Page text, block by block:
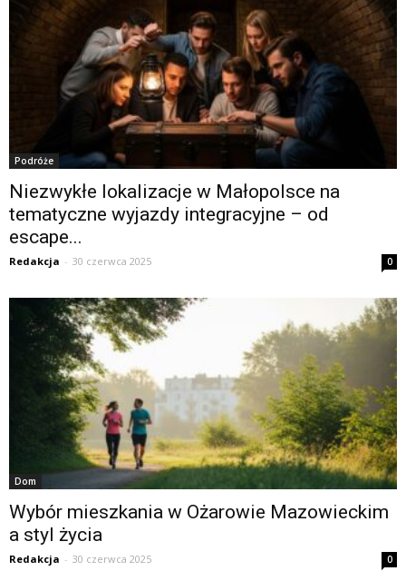
Podróże
Niezwykłe lokalizacje w Małopolsce na
tematyczne wyjazdy integracyjne – od
escape...
Redakcja - 30 czerwca 2025 0
Dom
Wybór mieszkania w Ożarowie Mazowieckim
a styl życia
Redakcja - 30 czerwca 2025 0